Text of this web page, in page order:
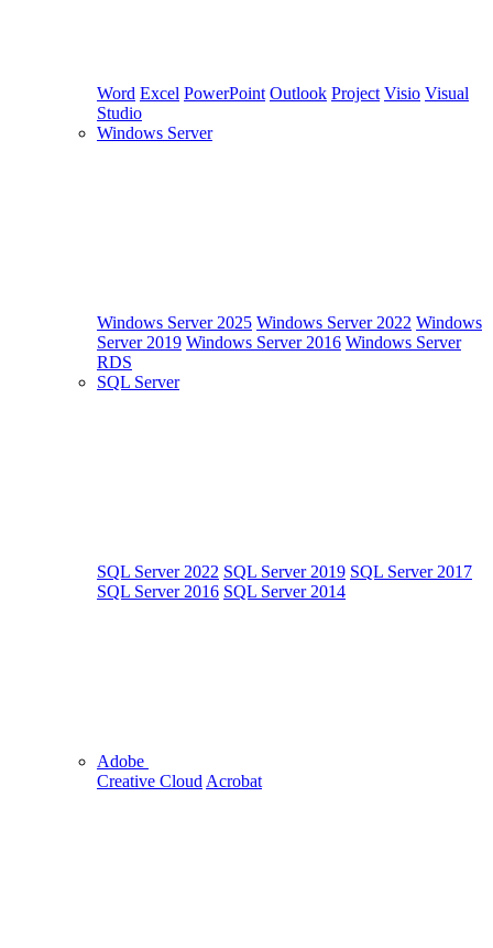
Word Excel PowerPoint Outlook Project Visio Visual
Studio
Windows Server
Windows Server 2025 Windows Server 2022 Windows
Server 2019 Windows Server 2016 Windows Server
RDS
SQL Server
SQL Server 2022 SQL Server 2019 SQL Server 2017
SQL Server 2016 SQL Server 2014
Adobe
Creative Cloud Acrobat